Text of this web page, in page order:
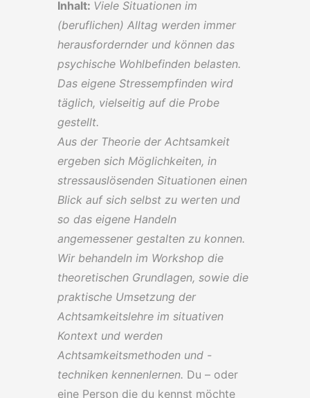
Inhalt: Viele Situationen im
(beruflichen) Alltag werden immer
herausfordernder und können das
psychische Wohlbefinden belasten.
Das eigene Stressempfinden wird
täglich, vielseitig auf die Probe
gestellt.
Aus der Theorie der Achtsamkeit
ergeben sich Möglichkeiten, in
stressauslösenden Situationen einen
Blick auf sich selbst zu werten und
so das eigene Handeln
angemessener gestalten zu konnen.
Wir behandeln im Workshop die
theoretischen Grundlagen, sowie die
praktische Umsetzung der
Achtsamkeitslehre im situativen
Kontext und werden
Achtsamkeitsmethoden und -
techniken kennenlernen. Du – oder
eine Person die du kennst möchte